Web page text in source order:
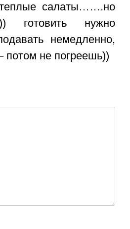
салаты…….но
готовить нужно
немедленно,
потом не погреешь))